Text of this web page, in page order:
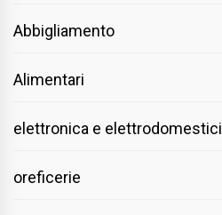
Abbigliamento
Alimentari
elettronica e elettrodomestici
oreficerie